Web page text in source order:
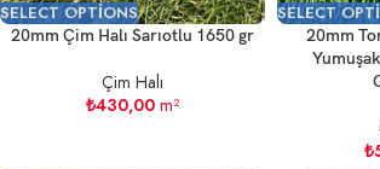
SELECT OPTIONS
20mm Çim Halı Sarıotlu 1650 gr
Çim Halı
₺430,00 m²
SELECT
20mm
₺